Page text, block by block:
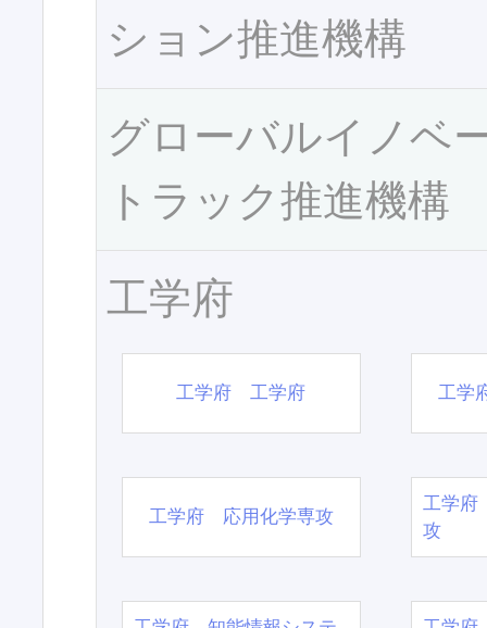
ション推進機構
グローバルイノベ
トラック推進機構
工学府
工学府 工学府 工学
工学府 応用化学専攻
工学府
攻